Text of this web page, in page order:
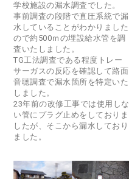
学校施設の漏水調査でした。
事前調査の段階で直圧系統で漏
水していることがわかりました
ので約500ｍの埋設給水管を調
査いたしました。
TG工法調査である程度トレー
サーガスの反応を確認して路面
音聴調査で漏水箇所を特定いた
しました。
23年前の改修工事では使用しな
い管にプラグ止めをしておりま
したが、そこから漏水しており
ました。